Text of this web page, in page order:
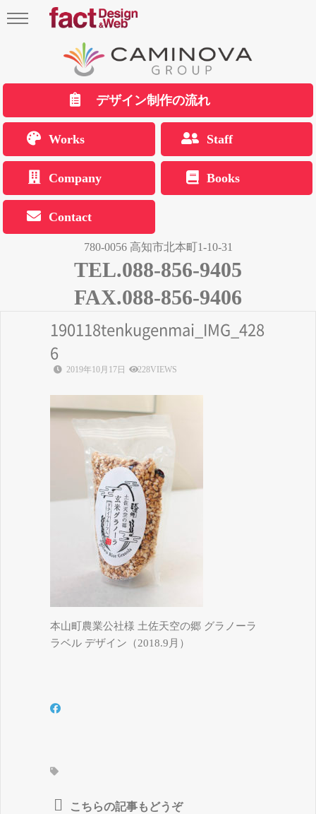
デザイン制作の流れ
Works Staff
Company Books
Contact
780-0056 高知市北本町1-10-31
TEL.088-856-9405
FAX.088-856-9406
190118tenkugenmai_IMG_428
6
2019年10月17日 228VIEWS
本山町農業公社様 土佐天空の郷 グラノーラ
ラベル デザイン（2018.9月）
こちらの記事もどうぞ